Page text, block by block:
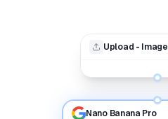
Upload - Image
Nano Banana Pro